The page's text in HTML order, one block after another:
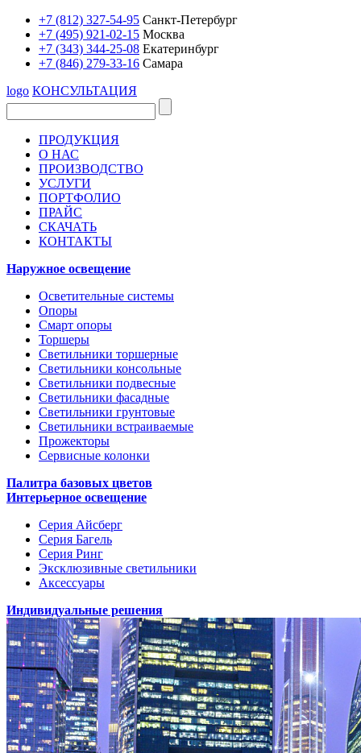
+7 (812) 327-54-95 Санкт-Петербург
+7 (495) 921-02-15 Москва
+7 (343) 344-25-08 Екатеринбург
+7 (846) 279-33-16 Самара
logo КОНСУЛЬТАЦИЯ
ПРОДУКЦИЯ
О НАС
ПРОИЗВОДСТВО
УСЛУГИ
ПОРТФОЛИО
ПРАЙС
СКАЧАТЬ
КОНТАКТЫ
Наружное освещение
Осветительные системы
Опоры
Смарт опоры
Торшеры
Светильники торшерные
Светильники консольные
Светильники подвесные
Светильники фасадные
Светильники грунтовые
Светильники встраиваемые
Прожекторы
Сервисные колонки
Палитра базовых цветов
Интерьерное освещение
Серия Айсберг
Серия Багель
Серия Ринг
Эксклюзивные светильники
Аксессуары
Индивидуальные решения